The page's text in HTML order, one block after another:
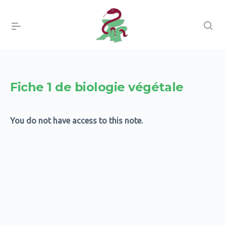
Fiche 1 de biologie végétale
You do not have access to this note.